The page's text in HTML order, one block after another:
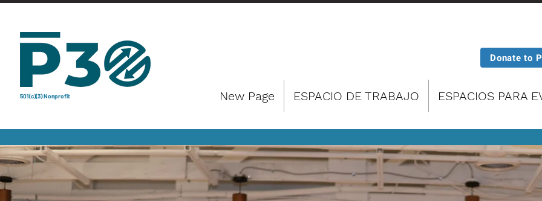
501(c)(3) Nonprofit
Donate to
New Page ESPACIO DE TRABAJO ESPACIOS PARA